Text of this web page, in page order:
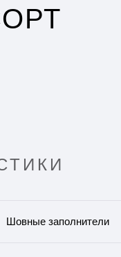
Шовные заполнители